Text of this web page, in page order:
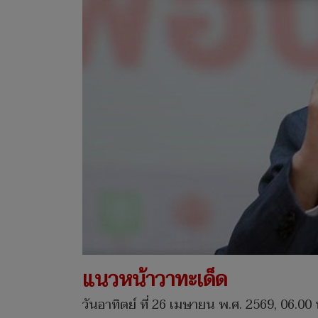
แนวหน้าวาทะเด็ด
วันอาทิตย์ ที่ 26 เมษายน พ.ศ. 2569, 06.00